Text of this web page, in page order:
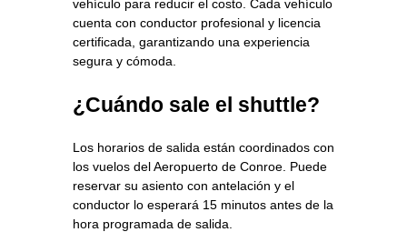
vehículo para reducir el costo. Cada vehículo
cuenta con conductor profesional y licencia
certificada, garantizando una experiencia
segura y cómoda.
¿Cuándo sale el shuttle?
Los horarios de salida están coordinados con
los vuelos del Aeropuerto de Conroe. Puede
reservar su asiento con antelación y el
conductor lo esperará 15 minutos antes de la
hora programada de salida.